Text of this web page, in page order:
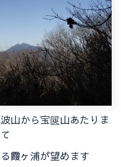
山から宝篋山あたりま
霞ヶ浦が望めます